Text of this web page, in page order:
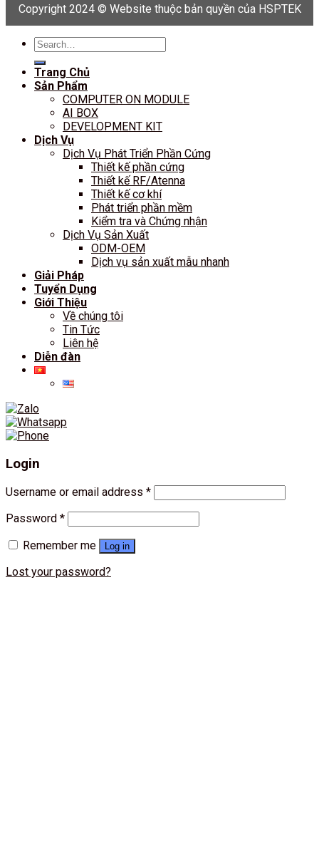
Copyright 2024 © Website thuộc bản quyền của HSPTEK
Search
Trang Chủ
Sản Phẩm
COMPUTER ON MODULE
AI BOX
DEVELOPMENT KIT
Dịch Vụ
Dịch Vụ Phát Triển Phần Cứng
Thiết kế phần cứng
Thiết kế RF/Atenna
Thiết kế cơ khí
Phát triển phần mềm
Kiểm tra và Chứng nhận
Dịch Vụ Sản Xuất
ODM-OEM
Dịch vụ sản xuất mẫu nhanh
Giải Pháp
Tuyển Dụng
Giới Thiệu
Về chúng tôi
Tin Tức
Liên hệ
Diễn đàn
Login
Username or email address *
Password *
Remember me
Log in
Lost your password?